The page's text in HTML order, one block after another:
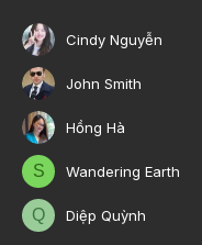
Cindy Nguyễn
John Smith
Hồng Hà
S Wandering Earth
Q Diệp Quỳnh